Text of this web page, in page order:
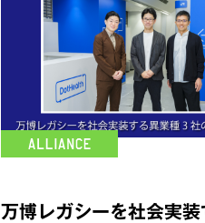
万博レガシーを社会実装